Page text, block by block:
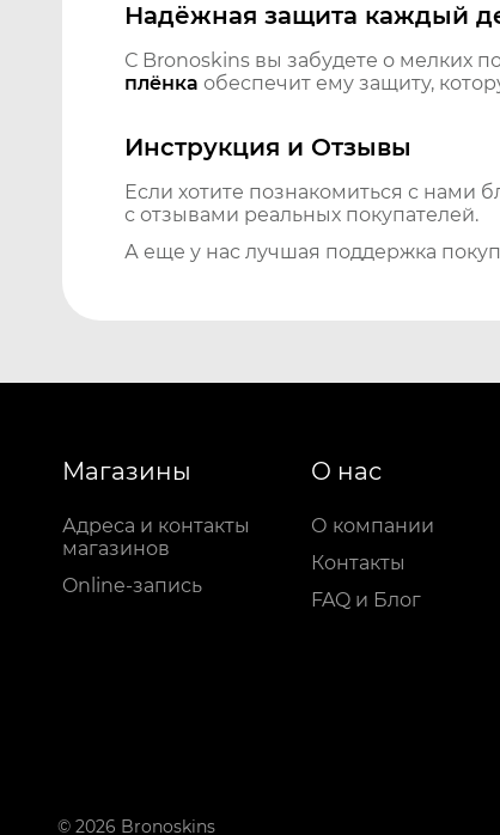
Надёжная защита каждый
С Bronoskins вы забудете о мелких
плёнка обеспечит ему защиту,
Инструкция и Отзывы
Если хотите познакомиться с нами
с отзывами реальных покупателей.
А еще у нас лучшая поддержка
Магазины
Адреса и контакты
магазинов
Online-запись
О нас
О компании
Контакты
FAQ и Блог
© 2026 Bronoskins